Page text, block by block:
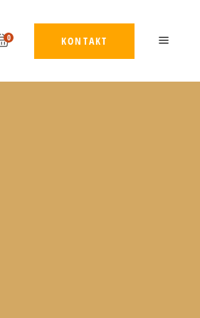
0 KONTAKT